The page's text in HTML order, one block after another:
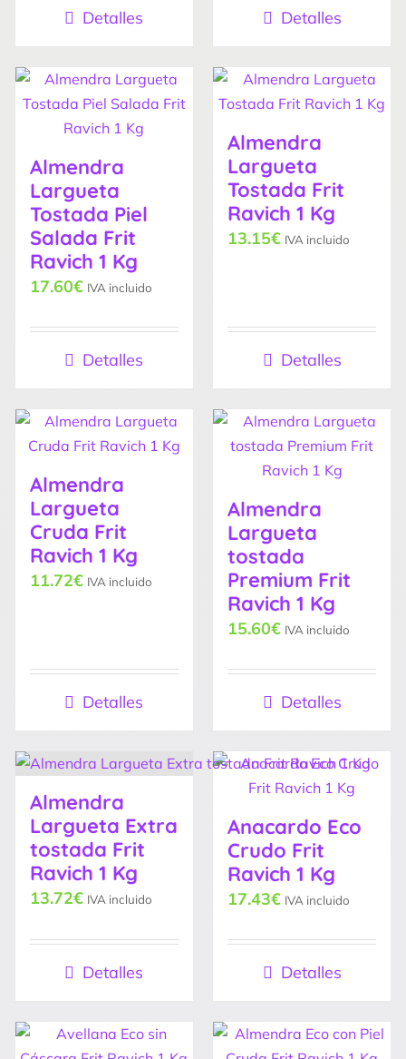
Detalles Detalles
Almendra
Largueta
Tostada Piel
Salada Frit
Ravich 1 Kg
17.60€ IVA incluido
Detalles
Almendra
Largueta
Tostada Frit
Ravich 1 Kg
13.15€ IVA incluido
Detalles
Almendra
Largueta
Cruda Frit
Ravich 1 Kg
11.72€ IVA incluido
Detalles
Almendra
Largueta
tostada
Premium Frit
Ravich 1 Kg
15.60€ IVA incluido
Detalles
Almendra
Largueta Extra
tostada Frit
Ravich 1 Kg
13.72€ IVA incluido
Detalles
Anacardo Eco
Crudo Frit
Ravich 1 Kg
17.43€ IVA incluido
Detalles